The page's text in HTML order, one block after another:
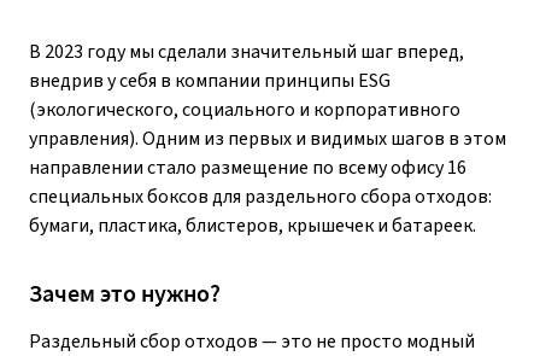
В 2023 году мы сделали значительный шаг вперед,
внедрив у себя в компании принципы ESG
(экологического, социального и корпоративного
управления). Одним из первых и видимых шагов в этом
направлении стало размещение по всему офису 16
специальных боксов для раздельного сбора отходов:
бумаги, пластика, блистеров, крышечек и батареек.
Зачем это нужно?
Раздельный сбор отходов — это не просто модный